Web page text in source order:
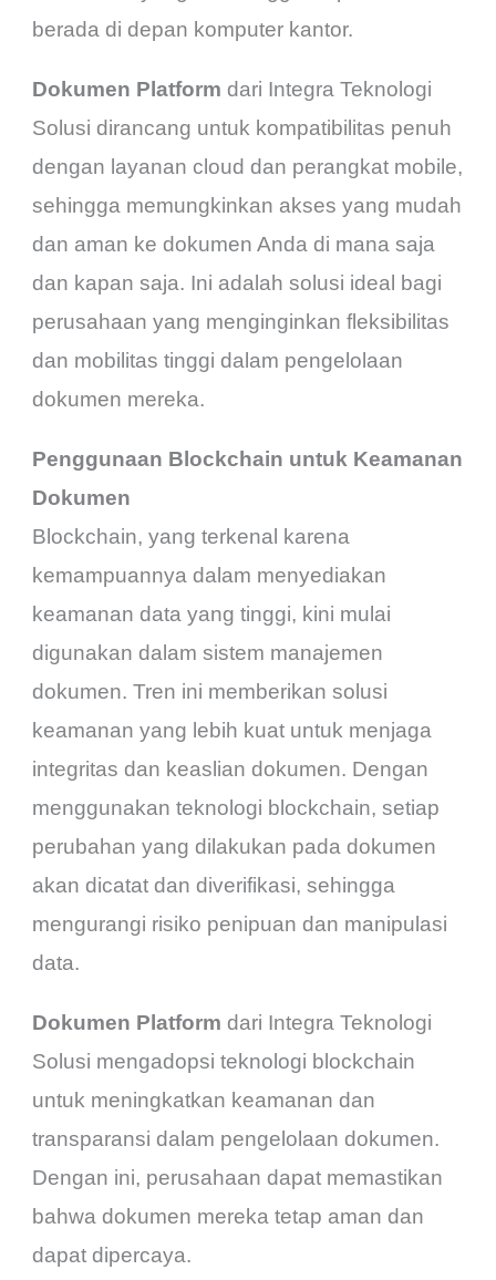
berada di depan komputer kantor.
Dokumen Platform dari Integra Teknologi
Solusi dirancang untuk kompatibilitas penuh
dengan layanan cloud dan perangkat mobile,
sehingga memungkinkan akses yang mudah
dan aman ke dokumen Anda di mana saja
dan kapan saja. Ini adalah solusi ideal bagi
perusahaan yang menginginkan fleksibilitas
dan mobilitas tinggi dalam pengelolaan
dokumen mereka.
Penggunaan Blockchain untuk Keamanan
Dokumen
Blockchain, yang terkenal karena
kemampuannya dalam menyediakan
keamanan data yang tinggi, kini mulai
digunakan dalam sistem manajemen
dokumen. Tren ini memberikan solusi
keamanan yang lebih kuat untuk menjaga
integritas dan keaslian dokumen. Dengan
menggunakan teknologi blockchain, setiap
perubahan yang dilakukan pada dokumen
akan dicatat dan diverifikasi, sehingga
mengurangi risiko penipuan dan manipulasi
data.
Dokumen Platform dari Integra Teknologi
Solusi mengadopsi teknologi blockchain
untuk meningkatkan keamanan dan
transparansi dalam pengelolaan dokumen.
Dengan ini, perusahaan dapat memastikan
bahwa dokumen mereka tetap aman dan
dapat dipercaya.